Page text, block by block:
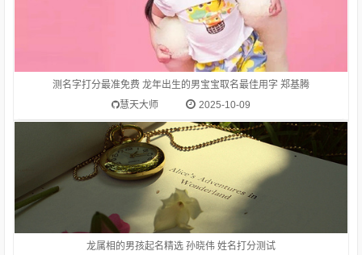
测名字打分最准免费 龙年出生的男宝宝取名最佳用字 郑基腾
慧天大师
2025-10-09
1.生肖龙(辰)的吉祥名字推荐-孙晓伟孙晓伟 为通过偏旁部首
【亻】推荐而来生肖龙(辰)适合的偏旁部首为：水、金、玉、
白、赤、月、鱼、酉、人、氵、钅、亻姓氏孙的笔画数是 10字
解:孙（孫）sūn儿子的儿子：孙子。孙女。跟孙子同辈的亲属：
外孙。侄孙（侄儿的子女）。孙子以后
龙属相的男孩起名精选 孙晓伟 姓名打分测试
1.生肖龙(辰)的吉祥名字推荐-郑云朋郑云朋 为通过偏旁部首
【月】推荐而来生肖龙(辰)适合的偏旁部首为：水、金、玉、
白、赤、月、鱼、酉、人、氵、钅、亻姓氏郑的笔画数是 19字
解:郑（鄭）zhèng中国周代诸侯国名，在今河南省新郑县一带：